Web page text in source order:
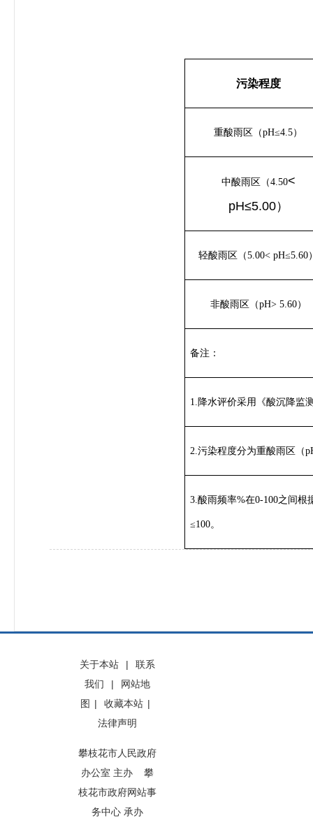
污染程度
重酸雨区（pH≤4.5）
中酸雨区（4.50<
pH≤5.00）
轻酸雨区（5.00< pH≤5.60
非酸雨区（pH> 5.60）
备注：
1.降水评价采用《酸沉降监
2.污染程度分为重酸雨区（
3.酸雨频率%在0-100之间根
≤100。
关于本站 |
联系
我们
|
网站地
图 | 收藏本站 |
法律声明
攀枝花市人民政府
办公室 主办 攀
枝花市政府网站事
务中心 承办